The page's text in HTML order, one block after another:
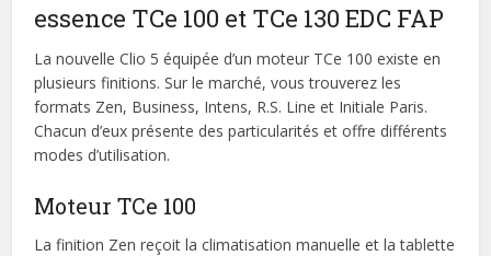
essence TCe 100 et TCe 130 EDC FAP
La nouvelle Clio 5 équipée d’un moteur TCe 100 existe en
plusieurs finitions. Sur le marché, vous trouverez les
formats Zen, Business, Intens, R.S. Line et Initiale Paris.
Chacun d’eux présente des particularités et offre différents
modes d’utilisation.
Moteur TCe 100
La finition Zen reçoit la climatisation manuelle et la tablette